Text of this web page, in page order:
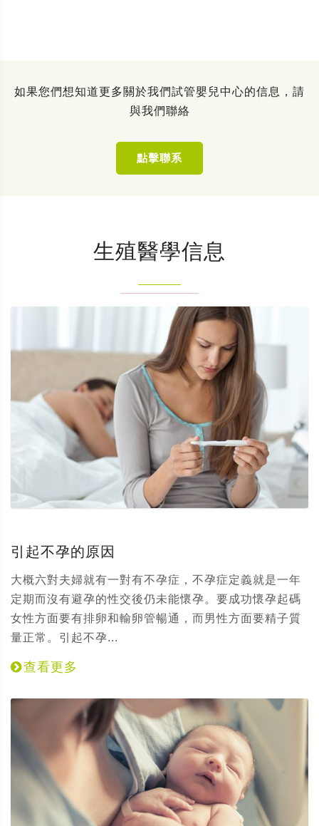
如果您們想知道更多關於我們試管嬰兒中心的信息，請
與我們聯絡
點擊聯系
生殖醫學信息
引起不孕的原因
大概六對夫婦就有一對有不孕症，不孕症定義就是一年
定期而沒有避孕的性交後仍未能懷孕。要成功懷孕起碼
女性方面要有排卵和輸卵管暢通，而男性方面要精子質
量正常。引起不孕...
查看更多